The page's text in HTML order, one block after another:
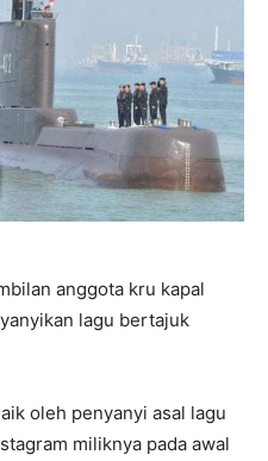
anggota kru kapal
lagu bertajuk
oleh penyanyi asal lagu
miliknya pada awal